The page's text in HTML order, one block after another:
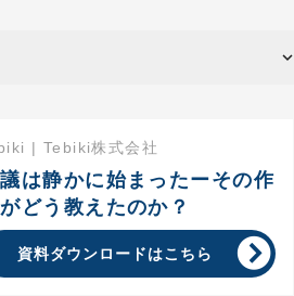
| Tebiki株式会社
は静かに始まったーその作
どう教えたのか？
資料ダウンロードはこちら